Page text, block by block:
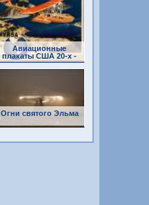
Авиационные
плакаты США 20-х -
30-х годов
Огни святого Эльма